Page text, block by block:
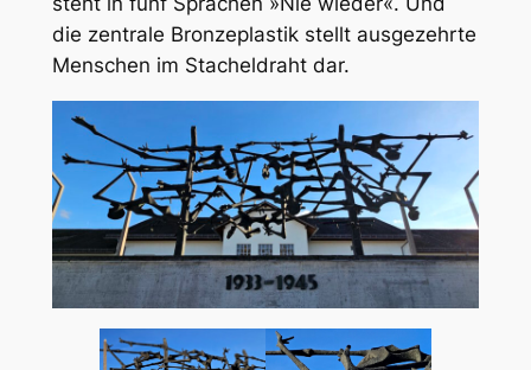
die zentrale Bronzeplastik stellt ausgezehrte
Menschen im Stacheldraht dar.